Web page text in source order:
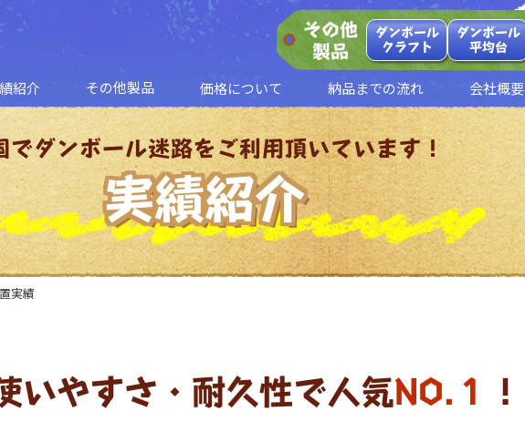
その他
製品
ダンボール
クラフト
ダンボール
平均台
紹介
その他製品
ダンボールクラフト
ダンボール平均台
価格について 納品までの流れ 会社概要
でダンボール迷路をご利用頂いています！
実績紹介
実績
いやすさ・耐久性で人気NO.１ ！